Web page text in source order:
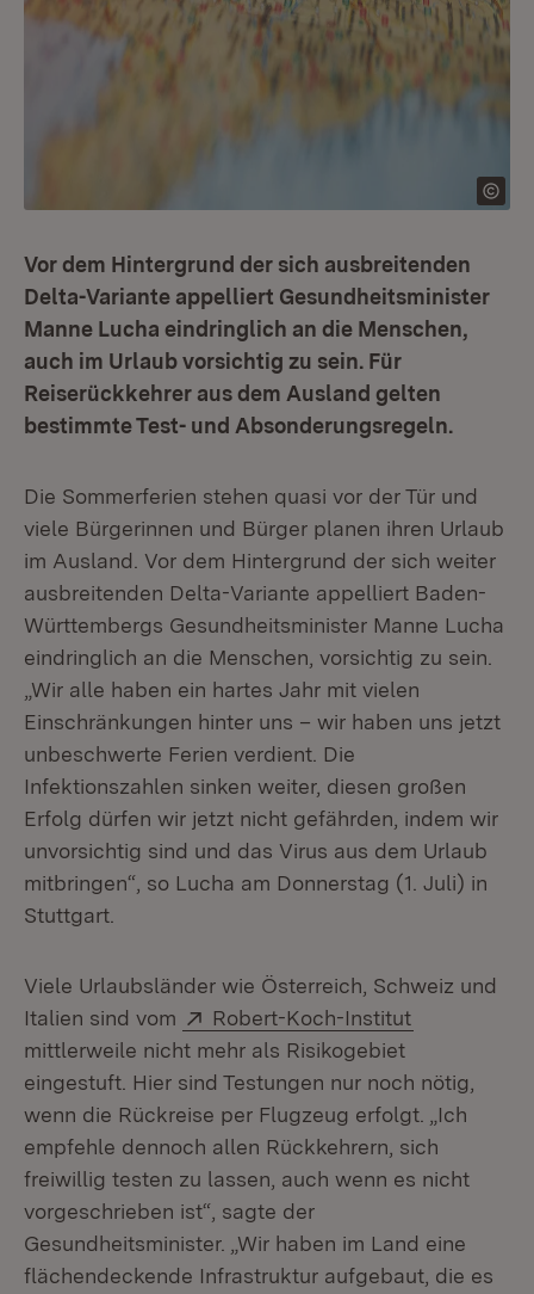
Vor dem Hintergrund der sich ausbreitenden
Delta-Variante appelliert Gesundheitsminister
Manne Lucha eindringlich an die Menschen,
auch im Urlaub vorsichtig zu sein. Für
Reiserückkehrer aus dem Ausland gelten
bestimmte Test- und Absonderungsregeln.
Die Sommerferien stehen quasi vor der Tür und
viele Bürgerinnen und Bürger planen ihren Urlaub
im Ausland. Vor dem Hintergrund der sich weiter
ausbreitenden Delta-Variante appelliert Baden-
Württembergs Gesundheitsminister Manne Lucha
eindringlich an die Menschen, vorsichtig zu sein.
„Wir alle haben ein hartes Jahr mit vielen
Einschränkungen hinter uns – wir haben uns jetzt
unbeschwerte Ferien verdient. Die
Infektionszahlen sinken weiter, diesen großen
Erfolg dürfen wir jetzt nicht gefährden, indem wir
unvorsichtig sind und das Virus aus dem Urlaub
mitbringen“, so Lucha am Donnerstag (1. Juli) in
Stuttgart.
Viele Urlaubsländer wie Österreich, Schweiz und
Italien sind vom
Extern:
Robert-Koch-Institut
mittlerweile nicht mehr als Risikogebiet
eingestuft. Hier sind Testungen nur noch nötig,
wenn die Rückreise per Flugzeug erfolgt. „Ich
empfehle dennoch allen Rückkehrern, sich
freiwillig testen zu lassen, auch wenn es nicht
vorgeschrieben ist“, sagte der
Gesundheitsminister. „Wir haben im Land eine
flächendeckende Infrastruktur aufgebaut, die es